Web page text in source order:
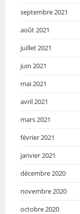
septembre 2021
août 2021
juillet 2021
juin 2021
mai 2021
avril 2021
mars 2021
février 2021
janvier 2021
décembre 2020
novembre 2020
octobre 2020